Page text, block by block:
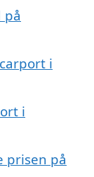
på
i
i
prisen på